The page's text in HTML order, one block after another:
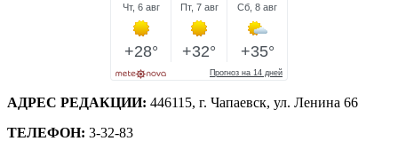
АДРЕС РЕДАКЦИИ: 446115, г. Чапаевск, ул. Ленина 66
ТЕЛЕФОН: 3-32-83